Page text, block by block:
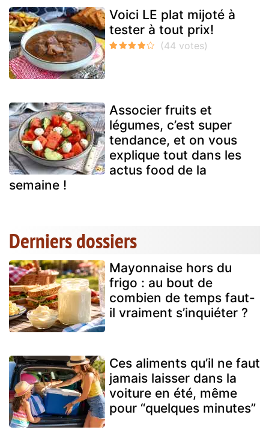
Voici LE plat mijoté à
tester à tout prix!
Associer fruits et
légumes, c’est super
tendance, et on vous
explique tout dans les
actus food de la
semaine !
Derniers dossiers
Mayonnaise hors du
frigo : au bout de
combien de temps faut-
il vraiment s’inquiéter ?
Ces aliments qu’il ne faut
jamais laisser dans la
voiture en été, même
pour “quelques minutes”